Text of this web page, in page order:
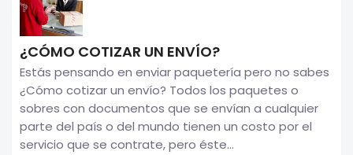
¿CÓMO COTIZAR UN ENVÍO?
Estás pensando en enviar paquetería pero no sabes
¿Cómo cotizar un envío? Todos los paquetes o
sobres con documentos que se envían a cualquier
parte del país o del mundo tienen un costo por el
servicio que se contrate, pero éste...